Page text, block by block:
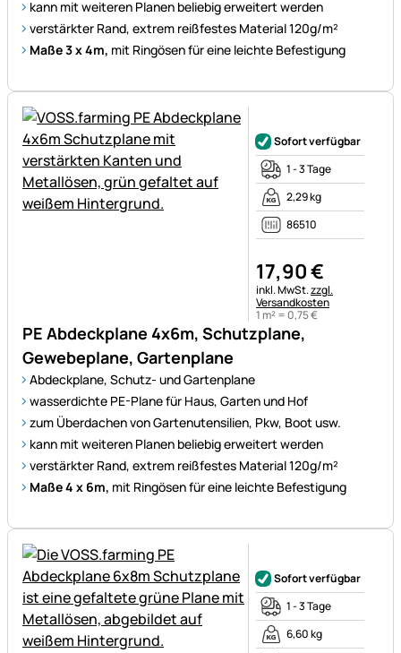
kann mit weiteren Planen beliebig erweitert werden
verstärkter Rand, extrem reißfestes Material 120g/m²
Maße 3 x 4m, mit Ringösen für eine leichte Befestigung
PE Abdeckplane 4x6m, Schutzplane,
Gewebeplane, Gartenplane
Abdeckplane, Schutz- und Gartenplane
wasserdichte PE-Plane für Haus, Garten und Hof
zum Überdachen von Gartenutensilien, Pkw, Boot usw.
kann mit weiteren Planen beliebig erweitert werden
verstärkter Rand, extrem reißfestes Material 120g/m²
Maße 4 x 6m, mit Ringösen für eine leichte Befestigung
Sofort verfügbar
1 - 3 Tage
2,29 kg
86510
17,90€
Steuerhinweis:
inkl. MwSt.zzgl.
Versandkosten
1 m² = 0,75€
Sofort verfügbar
1 - 3 Tage
6,60 kg